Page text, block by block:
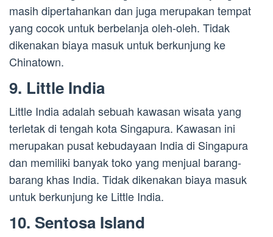
masih dipertahankan dan juga merupakan tempat
yang cocok untuk berbelanja oleh-oleh. Tidak
dikenakan biaya masuk untuk berkunjung ke
Chinatown.
9. Little India
Little India adalah sebuah kawasan wisata yang
terletak di tengah kota Singapura. Kawasan ini
merupakan pusat kebudayaan India di Singapura
dan memiliki banyak toko yang menjual barang-
barang khas India. Tidak dikenakan biaya masuk
untuk berkunjung ke Little India.
10. Sentosa Island